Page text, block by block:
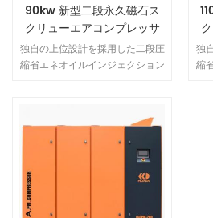
90kw 新型二段永久磁石ス
クリューエアコンプレッサ
ー
独自の上位設計を採用した二段圧
縮省エネオイルインジェクション
ーエアコンプレッサーのすべての
利点を備えているだけでなく、各
段の低い圧縮比、ローターとベア
リングにかかる​​力が小さい、ロー
ターが大きいため、より信頼性が
高く、省エネ運転が可能です。直
径と低速。
独
縮